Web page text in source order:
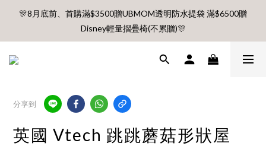
🎊8月底前、首購滿$3500贈UBMOM透明防水提袋 滿$6500贈
Disney輕量摺疊椅(不累贈)🎊
Disney輕量摺疊椅(不累贈)🎊
【村却國際溫泉酒店】指定平日免加價升等雙面景觀客房
8月每週五、六、日 新會員 首購免運🔥
🎊8月底前、首購滿$3500贈UBMOM透明防水提袋 滿$6500贈
Disney輕量摺疊椅(不累贈)🎊
分享到
英國 Vtech 跳跳蘑菇形狀屋